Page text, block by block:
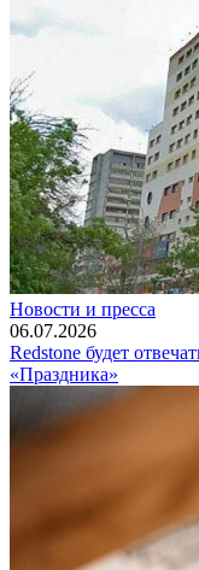
Новости и пресса
06.07.2026
Redstone будет
«Праздника»